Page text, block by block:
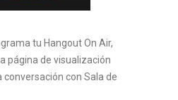
tu Hangout On Air,
página de visualización
conversación con Sala de